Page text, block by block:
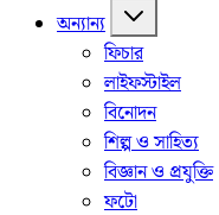
অন্যান্য
ফিচার
লাইফস্টাইল
বিনোদন
শিল্প ও সাহিত্য
বিজ্ঞান ও প্রযুক্তি
ফটো